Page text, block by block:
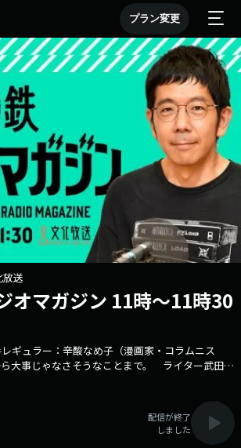
プラン変更
放送
オマガジン 11時～11時30
ギュラー：辛酸なめ子（漫画家・コラムニス
事じゃなさそうなことまで。 ライター武田砂
を潤す"生放送 X：rm_joqr Xハッシュタグ：
@rm916 X（旧Twitter）ハッシュタグは「#ラ
）ページは
」 政治、経済、芸能、カルチャー… 大
配信が終了
しました